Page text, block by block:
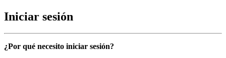
Iniciar sesión
¿Por qué necesito iniciar sesión?